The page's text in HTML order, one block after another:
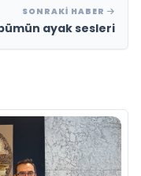
SONRAKI HABER
ayak sesleri